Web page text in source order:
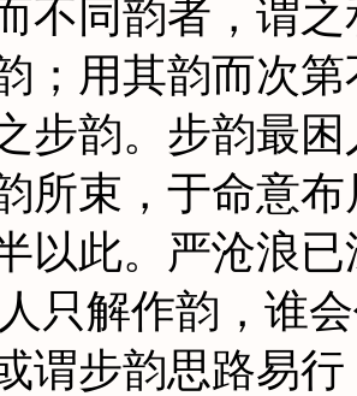
不同韵者，谓
；用其韵而次
步韵。步韵最
所束，于命意
以此。严沧浪
只解作韵，谁
谓步韵思路易